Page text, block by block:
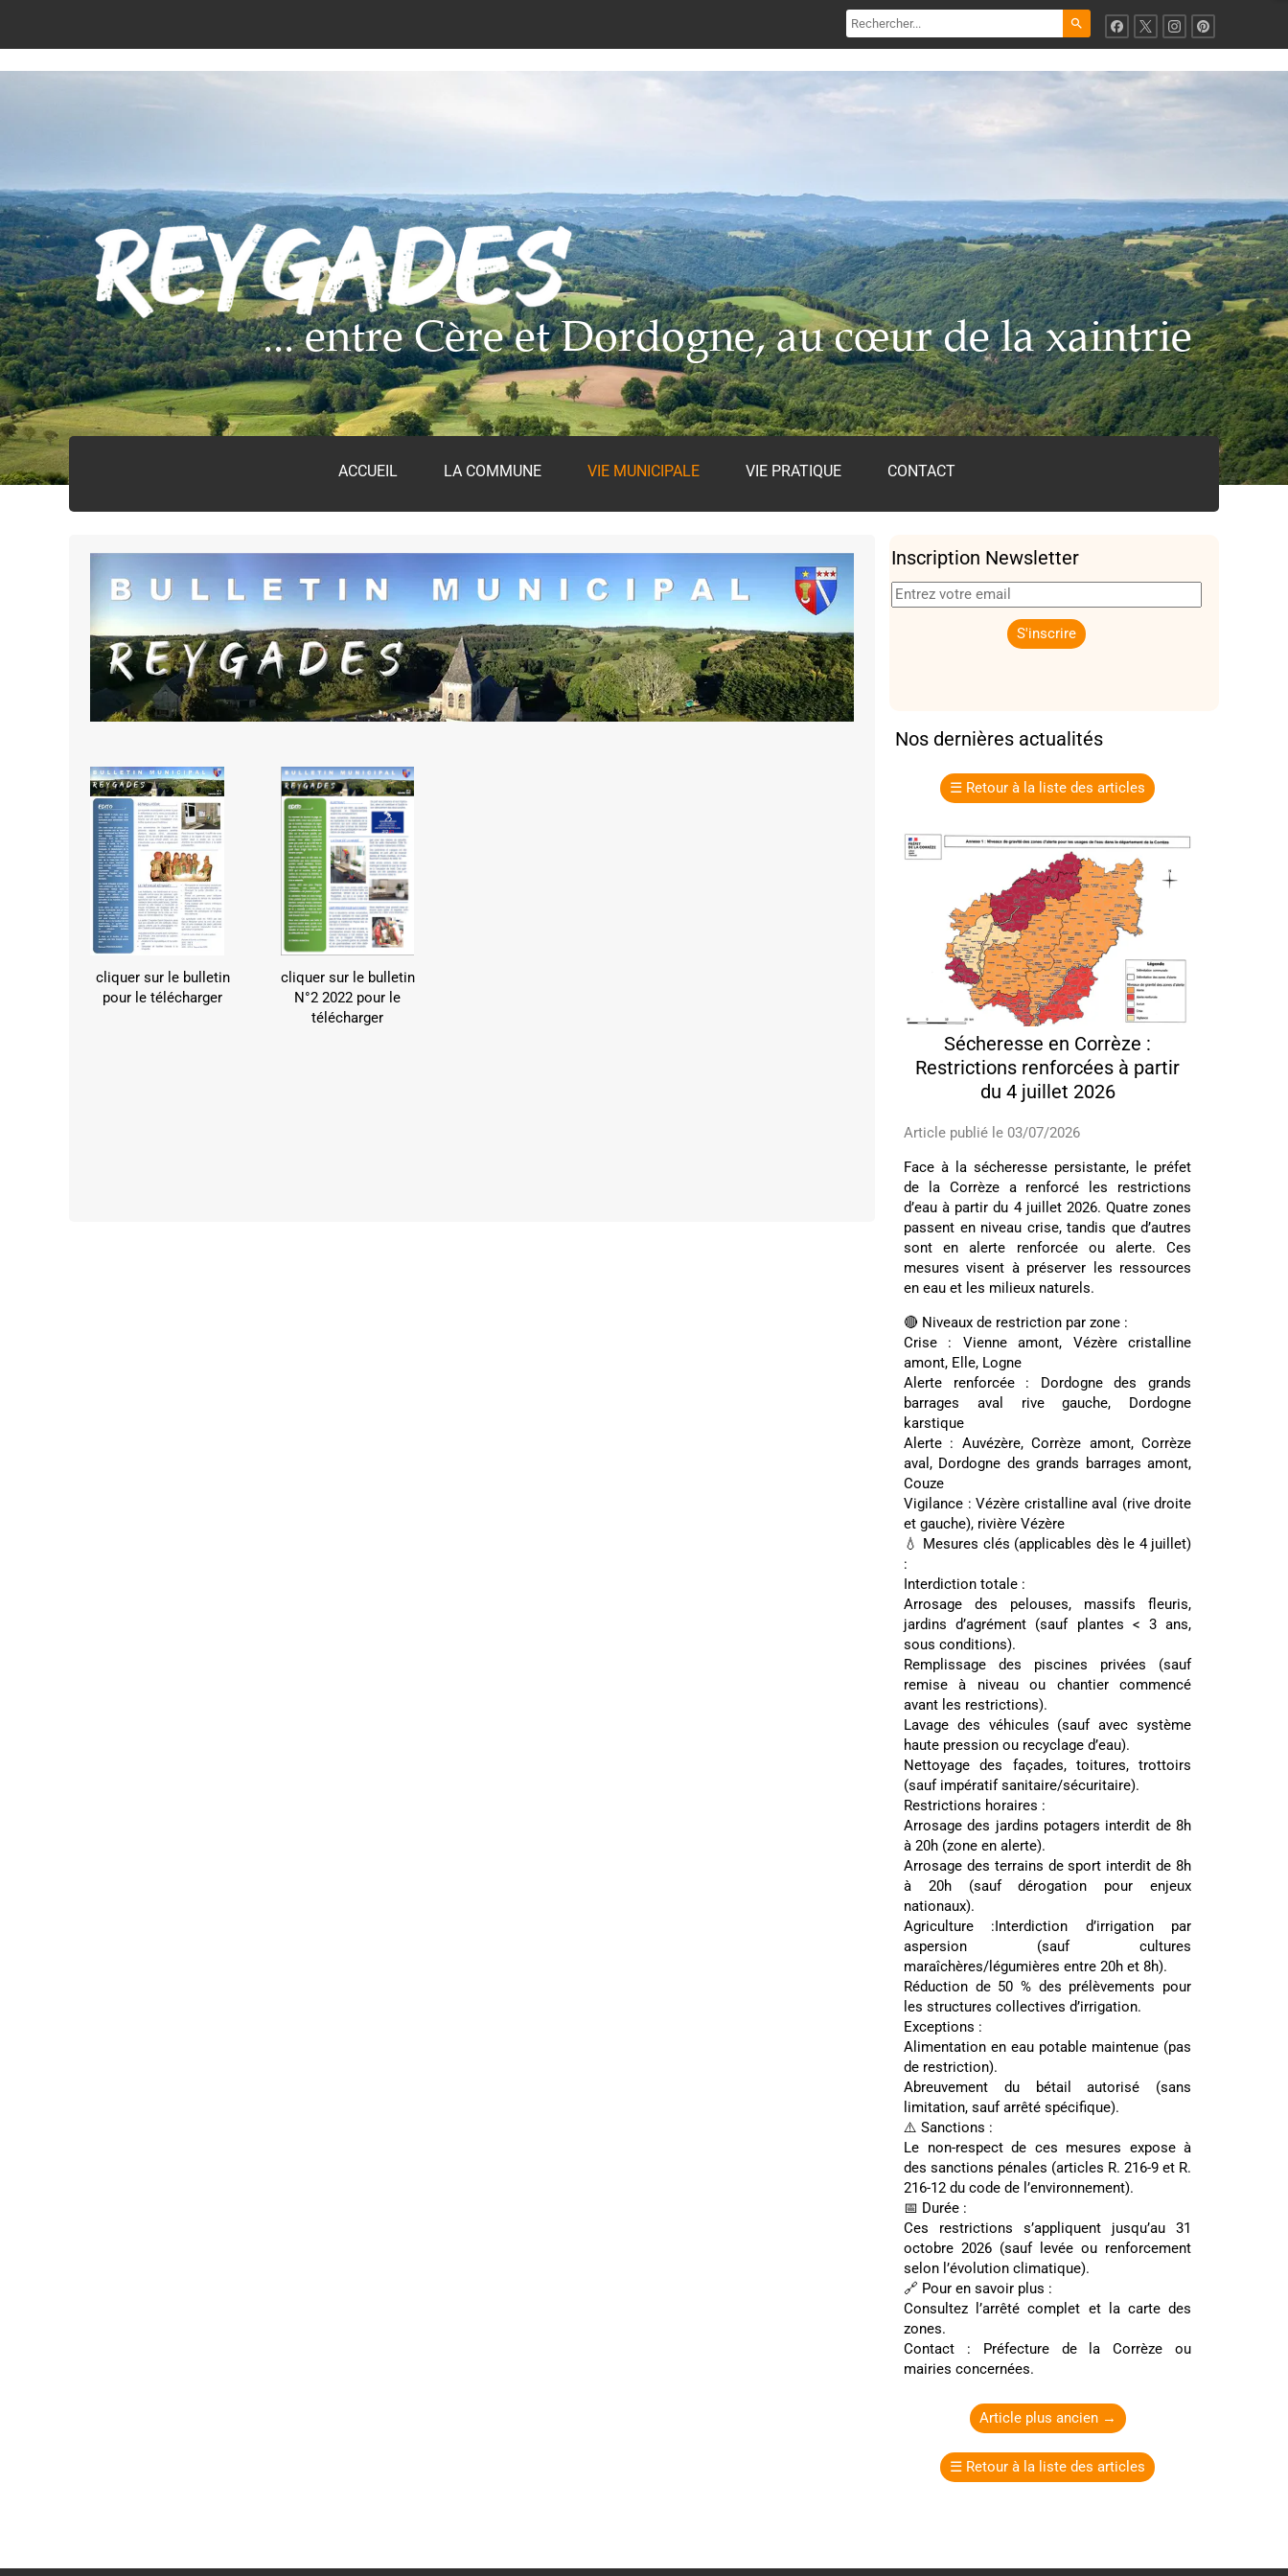
search
... entre Cère et Dordogne, au cœur de la xaintrie
ACCUEIL LA COMMUNE VIE MUNICIPALE VIE PRATIQUE CONTACT
Nos dernières actualités
Inscription Newsletter
☰ Retour à la liste des articles
Sécheresse en Corrèze :
Restrictions renforcées à partir
du 4 juillet 2026
Article publié le 03/07/2026
Face à la sécheresse persistante, le préfet
de la Corrèze a renforcé les restrictions
d’eau à partir du 4 juillet 2026. Quatre zones
passent en niveau crise, tandis que d’autres
sont en alerte renforcée ou alerte. Ces
mesures visent à préserver les ressources
en eau et les milieux naturels.
🔴 Niveaux de restriction par zone :
Crise : Vienne amont, Vézère cristalline
amont, Elle, Logne
Alerte renforcée : Dordogne des grands
barrages aval rive gauche, Dordogne
karstique
Alerte : Auvézère, Corrèze amont, Corrèze
aval, Dordogne des grands barrages amont,
Couze
Vigilance : Vézère cristalline aval (rive droite
et gauche), rivière Vézère
💧 Mesures clés (applicables dès le 4 juillet)
:
Interdiction totale :
Arrosage des pelouses, massifs fleuris,
jardins d’agrément (sauf plantes < 3 ans,
sous conditions).
Remplissage des piscines privées (sauf
remise à niveau ou chantier commencé
avant les restrictions).
Lavage des véhicules (sauf avec système
haute pression ou recyclage d’eau).
Nettoyage des façades, toitures, trottoirs
(sauf impératif sanitaire/sécuritaire).
Restrictions horaires :
Arrosage des jardins potagers interdit de 8h
à 20h (zone en alerte).
Arrosage des terrains de sport interdit de 8h
à 20h (sauf dérogation pour enjeux
nationaux).
Agriculture :Interdiction d’irrigation par
aspersion (sauf cultures
maraîchères/légumières entre 20h et 8h).
Réduction de 50 % des prélèvements pour
les structures collectives d’irrigation.
Exceptions :
Alimentation en eau potable maintenue (pas
de restriction).
Abreuvement du bétail autorisé (sans
limitation, sauf arrêté spécifique).
⚠️ Sanctions :
Le non-respect de ces mesures expose à
des sanctions pénales (articles R. 216-9 et R.
216-12 du code de l’environnement).
📅 Durée :
Ces restrictions s’appliquent jusqu’au 31
octobre 2026 (sauf levée ou renforcement
selon l’évolution climatique).
🔗 Pour en savoir plus :
Consultez l’arrêté complet et la carte des
zones.
Contact : Préfecture de la Corrèze ou
mairies concernées.
Article plus ancien→
☰ Retour à la liste des articles
cliquer sur le bulletin
pour le télécharger
cliquer sur le bulletin
N°2 2022 pour le
télécharger